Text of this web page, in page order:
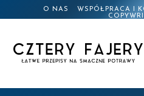
O NAS WSPÓŁPRACA I